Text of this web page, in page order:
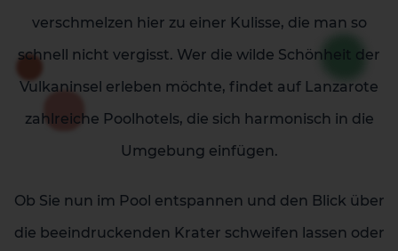
verschmelzen hier zu einer Kulisse, die man so
schnell nicht vergisst. Wer die wilde Schönheit der
Vulkaninsel erleben möchte, findet auf Lanzarote
zahlreiche Poolhotels, die sich harmonisch in die
Umgebung einfügen.
Ob Sie nun im Pool entspannen und den Blick über
die beeindruckenden Krater schweifen lassen oder